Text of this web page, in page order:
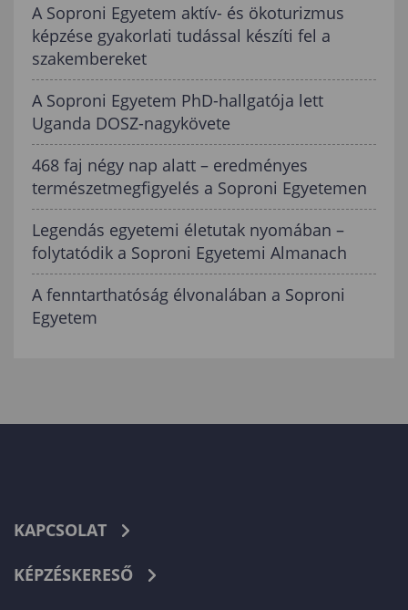
A Soproni Egyetem aktív- és ökoturizmus
képzése gyakorlati tudással készíti fel a
szakembereket
A Soproni Egyetem PhD-hallgatója lett
Uganda DOSZ-nagykövete
468 faj négy nap alatt – eredményes
természetmegfigyelés a Soproni Egyetemen
Legendás egyetemi életutak nyomában –
folytatódik a Soproni Egyetemi Almanach
A fenntarthatóság élvonalában a Soproni
Egyetem
KAPCSOLAT
KÉPZÉSKERESŐ